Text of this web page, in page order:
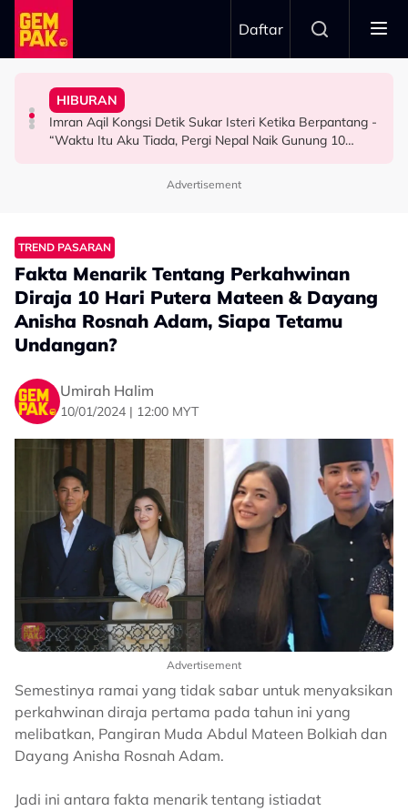
Skip to main content
Daftar
HIBURAN
Diserang Gara-Gara Netizen Salah Orang, Sherry Al
Hadad Terkilan Fizikal Jadi Bahan Hinaan - “Saya Ambil
HIBURAN
Imran Aqil Kongsi Detik Sukar Isteri Ketika Berpantang -
“Waktu Itu Aku Tiada, Pergi Nepal Naik Gunung 10
HIBURAN
Khairul Aming Raih Jualan Lebih RM2 Juta Dalam
Kurang Dua Minit
HIBURAN
“Ada Yang Datang Menyapa, Teresak-Esak Menangis…”
- Noraniza Idris
Advertisement
TREND PASARAN
Fakta Menarik Tentang Perkahwinan
Diraja 10 Hari Putera Mateen & Dayang
Anisha Rosnah Adam, Siapa Tetamu
Undangan?
Umirah Halim
10/01/2024 | 12:00 MYT
Advertisement
Semestinya ramai yang tidak sabar untuk menyaksikan
perkahwinan diraja pertama pada tahun ini yang
melibatkan, Pangiran Muda Abdul Mateen Bolkiah dan
Dayang Anisha Rosnah Adam.
Jadi ini antara fakta menarik tentang istiadat